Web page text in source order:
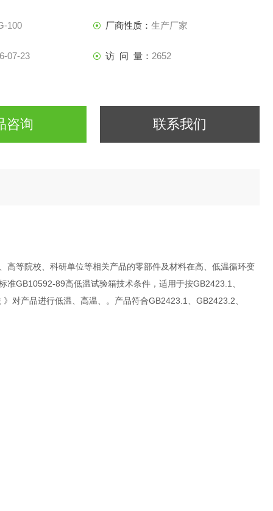
100 厂商性质： 生产厂家
07-23 访 问 量： 2652
咨询 联系我们
等院校、科研单位等相关产品的零部件及材料在高、低温循环变
GB10592-89高低温试验箱技术条件，适用于按GB2423.1、
对产品进行低温、高温、。产品符合GB2423.1、GB2423.2、